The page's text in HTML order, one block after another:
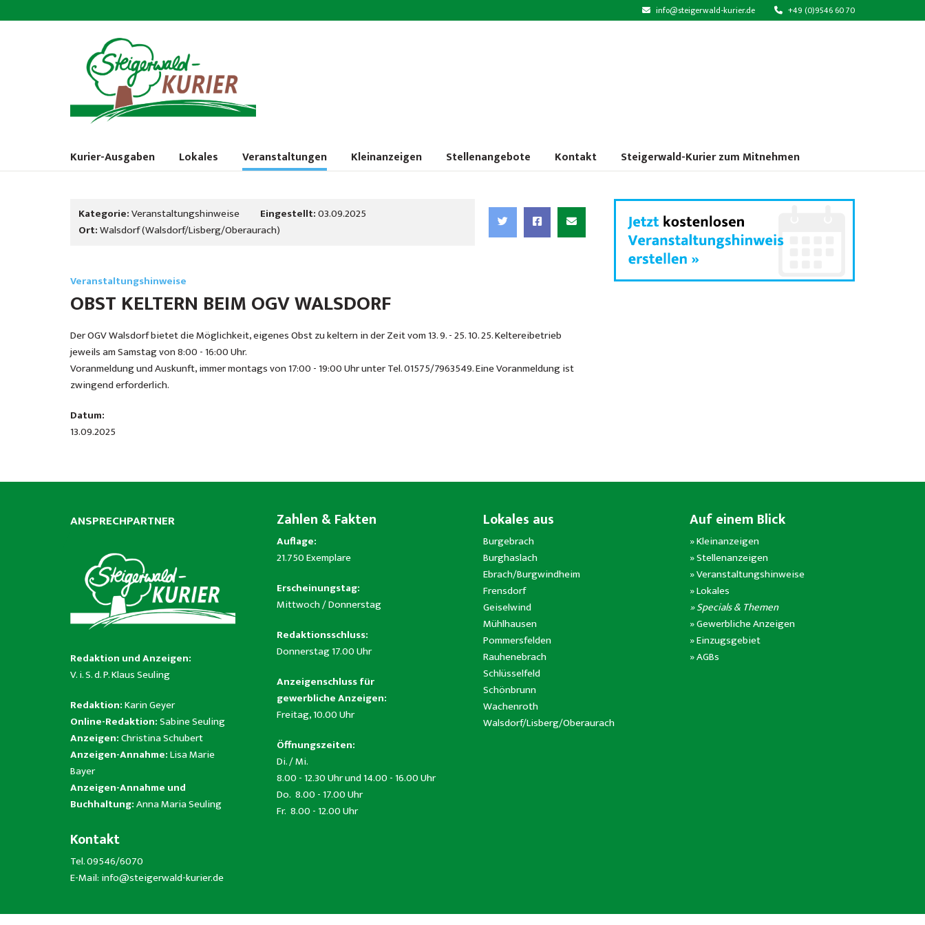
info@steigerwald-kurier.de +49 (0)9546 60 70
Kurier-Ausgaben Lokales Veranstaltungen Kleinanzeigen Stellenangebote Kontakt Steigerwald-Kurier zum Mitnehmen
Kategorie:Veranstaltungshinweise Eingestellt:03.09.2025
Ort:Walsdorf (Walsdorf/Lisberg/Oberaurach)
Veranstaltungshinweise
OBST KELTERN BEIM OGV WALSDORF
Der OGV Walsdorf bietet die Möglichkeit, eigenes Obst zu keltern in der Zeit vom 13. 9. - 25. 10. 25. Keltereibetrieb
jeweils am Samstag von 8:00 - 16:00 Uhr.
Voranmeldung und Auskunft, immer montags von 17:00 - 19:00 Uhr unter Tel. 01575/7963549. Eine Voranmeldung ist
zwingend erforderlich.
Datum:
13.09.2025
ANSPRECHPARTNER
Redaktion und Anzeigen:
V. i. S. d. P. Klaus Seuling
Redaktion:Karin Geyer
Online-Redaktion:Sabine Seuling
Anzeigen:Christina Schubert
Anzeigen-Annahme:Lisa Marie
Bayer
Anzeigen-Annahme und
Buchhaltung:Anna Maria Seuling
Kontakt
Tel. 09546/6070
E-Mail: info@steigerwald-kurier.de
Zahlen & Fakten
Auflage:
21.750 Exemplare
Erscheinungstag:
Mittwoch / Donnerstag
Redaktionsschluss:
Donnerstag 17.00 Uhr
Anzeigenschluss für
gewerbliche Anzeigen:
Freitag, 10.00 Uhr
Öffnungszeiten:
Di. / Mi.
8.00 - 12.30 Uhr und 14.00 - 16.00 Uhr
Do. 8.00 - 17.00 Uhr
Fr. 8.00 - 12.00 Uhr
Lokales aus
Burgebrach
Burghaslach
Ebrach/Burgwindheim
Frensdorf
Geiselwind
Mühlhausen
Pommersfelden
Rauhenebrach
Schlüsselfeld
Schönbrunn
Wachenroth
Walsdorf/Lisberg/Oberaurach
Auf einem Blick
»Kleinanzeigen
»Stellenanzeigen
»Veranstaltungshinweise
»Lokales
» Specials & Themen
»Gewerbliche Anzeigen
»Einzugsgebiet
»AGBs